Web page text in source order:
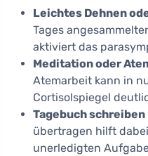
Leichtes Dehnen
Tages
aktiviert das
Meditation oder
Atemarbeit kann in
Cortisolspiegel
Tagebuch schreiben
übertragen hilft
unerledigten